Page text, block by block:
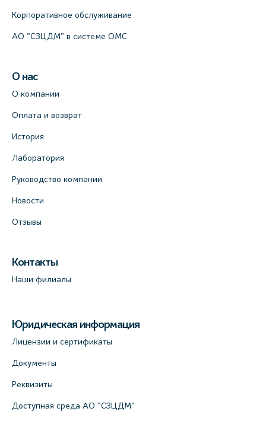
Корпоративное обслуживание
АО "СЗЦДМ" в системе ОМС
О нас
О компании
Оплата и возврат
История
Лаборатория
Руководство компании
Новости
Отзывы
Контакты
Наши филиалы
Юридическая информация
Лицензии и сертификаты
Документы
Реквизиты
Доступная среда АО "СЗЦДМ"